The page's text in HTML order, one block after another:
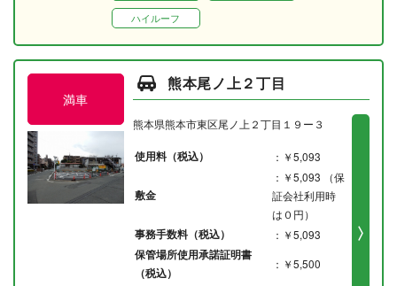
ハイルーフ
満車
熊本尾ノ上２丁目
熊本県熊本市東区尾ノ上２丁目１９ー３
使用料（税込） ：￥5,093
敷金
：￥5,093 （保
証会社利用時
は０円）
事務手数料（税込）
：￥5,093
保管場所使用承諾証明書
（税込）
：￥5,500